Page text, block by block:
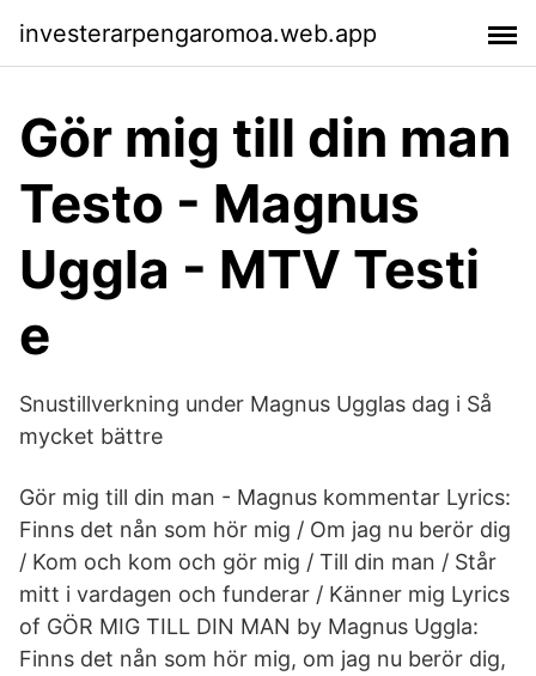
investerarpengaromoa.web.app
Gör mig till din man
Testo - Magnus
Uggla - MTV Testi
e
Snustillverkning under Magnus Ugglas dag i Så
mycket bättre
Gör mig till din man - Magnus kommentar Lyrics:
Finns det nån som hör mig / Om jag nu berör dig
/ Kom och kom och gör mig / Till din man / Står
mitt i vardagen och funderar / Känner mig Lyrics
of GÖR MIG TILL DIN MAN by Magnus Uggla:
Finns det nån som hör mig, om jag nu berör dig,